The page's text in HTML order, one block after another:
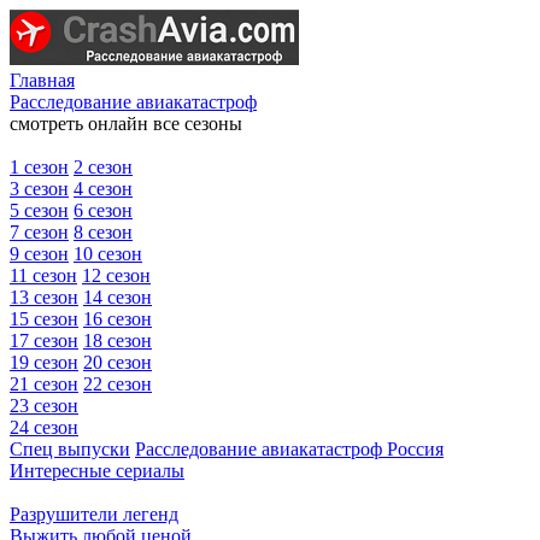
Главная
Расследование авиакатастроф
смотреть онлайн все сезоны
1 сезон 2 сезон
3 сезон 4 сезон
5 сезон 6 сезон
7 сезон 8 сезон
9 сезон 10 сезон
11 сезон 12 сезон
13 сезон 14 сезон
15 сезон 16 сезон
17 сезон 18 сезон
19 сезон 20 сезон
21 сезон 22 сезон
23 сезон
24 сезон
Спец выпуски Расследование авиакатастроф Россия
Интересные сериалы
Разрушители легенд
Выжить любой ценой